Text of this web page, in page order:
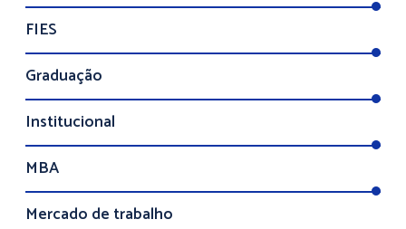
FIES
Graduação
Institucional
MBA
Mercado de trabalho